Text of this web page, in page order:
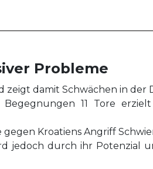
Probleme
damit Schwächen in der
11 Tore
gegen Kroatiens Angriff
jedoch durch ihr Potenzial